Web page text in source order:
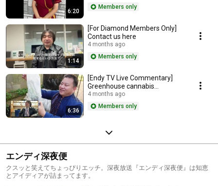
6:20
Members only
1:14
[For Diamond Members Only]
Contact us here
4 months ago
Members only
6:36
[Endy TV Live Commentary]
Greenhouse cannabis
cultivation line Aromdee 6 in
Chiang Rai Cannabis C...
4 months ago
Members only
エンディ深夜便
クスッと笑えてちょっぴりエッチ。深夜放送『エンディ深夜便』は知恵
とアイディアが詰まってます。